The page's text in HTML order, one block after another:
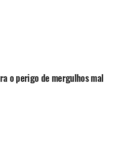
o perigo de mergulhos mal